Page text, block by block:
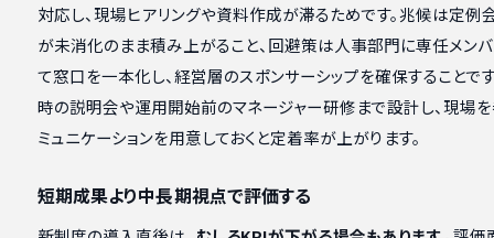
対応し、現場ヒアリングや資料作成が滞るためです。兆候は定例
が未消化のまま積み上がること、回避策は人事部門に専任メン
て窓口を一本化し、経営層のスポンサーシップを確保することで
時の説明会や運用開始前のマネージャー研修まで設計し、現場
ミュニケーションを用意しておくと定着率が上がります。
短期成果より中長期視点で評価する